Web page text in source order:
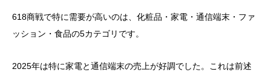
618商戦で特に需要が高いのは、化粧品・家電・通信端末・ファ
ッション・食品の5カテゴリです。
2025年は特に家電と通信端末の売上が好調でした。これは前述